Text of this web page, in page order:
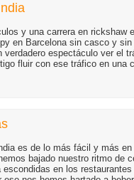
y una carrera en rickshaw
en Barcelona sin casco y
espectáculo ver el
fluir con ese tráfico en una
es de lo más fácil y más
bajado nuestro ritmo de
en los